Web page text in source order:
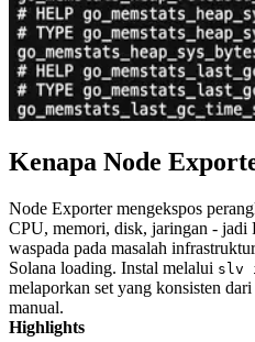
Kenapa Node
Node Exporter mengekspos
CPU, memori, disk, jaringan - jadi
waspada pada masalah
Solana loading. Instal melalui slv
melaporkan set yang konsisten
manual.
Highlights